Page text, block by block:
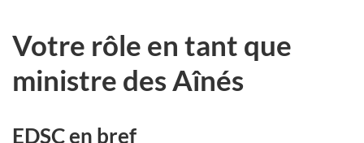
Votre rôle en tant que
ministre des Aînés
EDSC en bref